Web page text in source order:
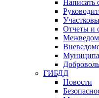
Отчеты и
ГИБДД
Новости